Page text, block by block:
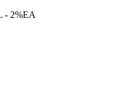
- 2%EA